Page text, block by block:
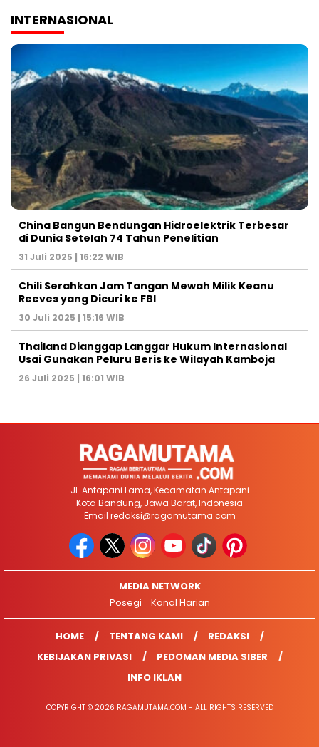
INTERNASIONAL
China Bangun Bendungan Hidroelektrik Terbesar
di Dunia Setelah 74 Tahun Penelitian
31 Juli 2025 | 16:22 WIB
Chili Serahkan Jam Tangan Mewah Milik Keanu
Reeves yang Dicuri ke FBI
30 Juli 2025 | 15:16 WIB
Thailand Dianggap Langgar Hukum Internasional
Usai Gunakan Peluru Beris ke Wilayah Kamboja
26 Juli 2025 | 16:01 WIB
Jl. Antapani Lama, Kecamatan Antapani
Kota Bandung, Jawa Barat, Indonesia
Email redaksi@ragamutama.com
MEDIA NETWORK
Posegi
Kanal Harian
HOME TENTANG KAMI
REDAKSI
KEBIJAKAN PRIVASI
PEDOMAN MEDIA SIBER
INFO IKLAN
COPYRIGHT © 2026 RAGAMUTAMA.COM - ALL RIGHTS RESERVED